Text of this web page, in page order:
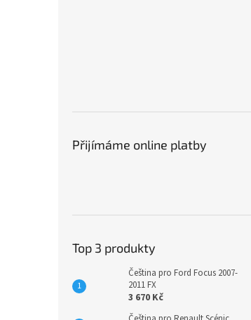
Přijímáme online platby
Top 3 produkty
Čeština pro Ford Focus 2007-
2011 FX
3 670 Kč